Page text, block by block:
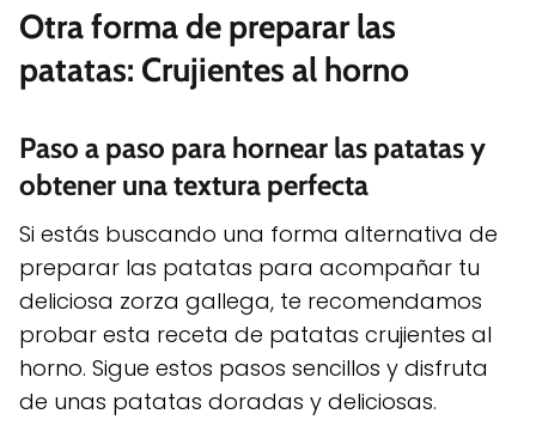
Otra forma de preparar las
patatas: Crujientes al horno
Paso a paso para hornear las patatas y
obtener una textura perfecta
Si estás buscando una forma alternativa de
preparar las patatas para acompañar tu
deliciosa zorza gallega, te recomendamos
probar esta receta de patatas crujientes al
horno. Sigue estos pasos sencillos y disfruta
de unas patatas doradas y deliciosas.